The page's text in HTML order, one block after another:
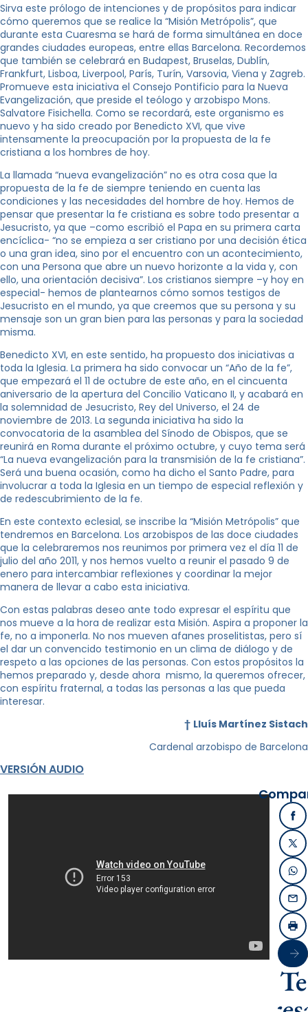
Sirva este prólogo de intenciones y de propósitos para indicar
cómo queremos que se realice la “Misión Metrópolis”, que
durante esta Cuaresma se hará de forma simultánea en doce
grandes ciudades europeas, entre ellas Barcelona. Recordemos
que también se celebrará en Budapest, Bruselas, Dublín,
Frankfurt, Lisboa, Liverpool, París, Turín, Varsovia, Viena y Zagreb.
Promueve esta iniciativa el Consejo Pontificio para la Nueva
Evangelización, que preside el teólogo y arzobispo Mons.
Salvatore Fisichella. Como se recordará, este organismo es
nuevo y ha sido creado por Benedicto XVI, que vive
intensamente la preocupación por la propuesta de la fe
cristiana a los hombres de hoy.
La llamada “nueva evangelización” no es otra cosa que la
propuesta de la fe de siempre teniendo en cuenta las
condiciones y las necesidades del hombre de hoy. Hemos de
pensar que presentar la fe cristiana es sobre todo presentar a
Jesucristo, ya que –como escribió el Papa en su primera carta
encíclica- “no se empieza a ser cristiano por una decisión ética
o una gran idea, sino por el encuentro con un acontecimiento,
con una Persona que abre un nuevo horizonte a la vida y, con
ello, una orientación decisiva”. Los cristianos siempre –y hoy en
especial- hemos de plantearnos cómo somos testigos de
Jesucristo en el mundo, ya que creemos que su persona y su
mensaje son un gran bien para las personas y para la sociedad
misma.
Benedicto XVI, en este sentido, ha propuesto dos iniciativas a
toda la Iglesia. La primera ha sido convocar un “Año de la fe”,
que empezará el 11 de octubre de este año, en el cincuenta
aniversario de la apertura del Concilio Vaticano II, y acabará en
la solemnidad de Jesucristo, Rey del Universo, el 24 de
noviembre de 2013. La segunda iniciativa ha sido la
convocatoria de la asamblea del Sínodo de Obispos, que se
reunirá en Roma durante el próximo octubre, y cuyo tema será
“La nueva evangelización para la transmisión de la fe cristiana”.
Será una buena ocasión, como ha dicho el Santo Padre, para
involucrar a toda la Iglesia en un tiempo de especial reflexión y
de redescubrimiento de la fe.
En este contexto eclesial, se inscribe la “Misión Metrópolis” que
tendremos en Barcelona. Los arzobispos de las doce ciudades
que la celebraremos nos reunimos por primera vez el día 11 de
julio del año 2011, y nos hemos vuelto a reunir el pasado 9 de
enero para intercambiar reflexiones y coordinar la mejor
manera de llevar a cabo esta iniciativa.
Con estas palabras deseo ante todo expresar el espíritu que
nos mueve a la hora de realizar esta Misión. Aspira a proponer la
fe, no a imponerla. No nos mueven afanes proselitistas, pero sí
el dar un convencido testimonio en un clima de diálogo y de
respeto a las opciones de las personas. Con estos propósitos la
hemos preparado y, desde ahora mismo, la queremos ofrecer,
con espíritu fraternal, a todas las personas a las que pueda
interesar.
† Lluís Martínez Sistach
Cardenal arzobispo de Barcelona
VERSIÓN AUDIO
X
Te